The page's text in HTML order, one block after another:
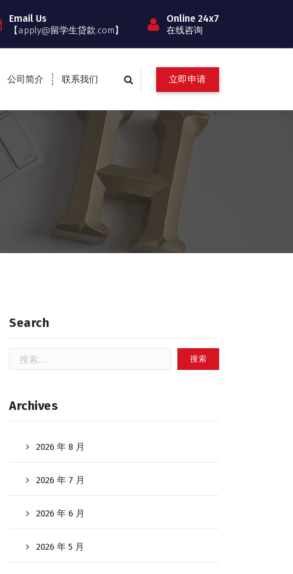
Email Us
【apply@留学生贷款.com】
Online 24x7
在线咨询
公司简介 联系我们 立即申请
Search
索：
Archives
2026 年 8 月
2026 年 7 月
2026 年 6 月
2026 年 5 月